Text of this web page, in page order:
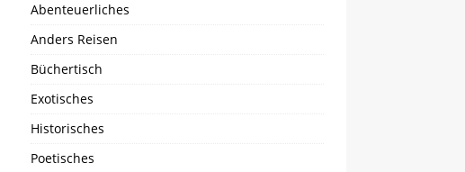
Abenteuerliches
Anders Reisen
Büchertisch
Exotisches
Historisches
Poetisches